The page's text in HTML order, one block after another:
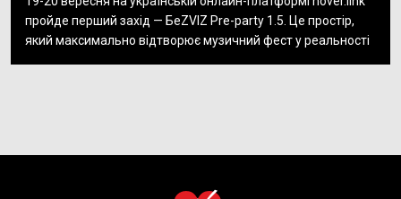
пройде перший захід — БеZVIZ Pre-party 1.5. Це простір,
який максимально відтворює музичний фест у реальності